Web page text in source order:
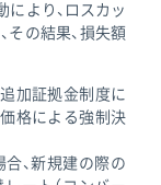
より、ロスカッ
その結果、損失額
加証拠金制度に
格による強制決
、新規建の際の